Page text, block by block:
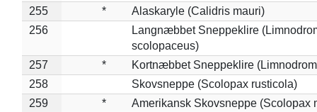
255
*
Alaskaryle (Calidris mauri)
256
Langnæbbet Sneppeklire
scolopaceus)
257
*
Kortnæbbet Sneppeklire
258
Skovsneppe (Scolopax rusticola)
259
*
Amerikansk Skovsneppe (Scolopax